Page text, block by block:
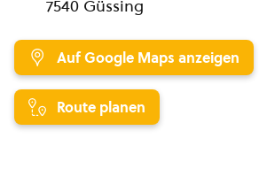
7540 Güssing
Auf Google Maps anzeigen
Route planen